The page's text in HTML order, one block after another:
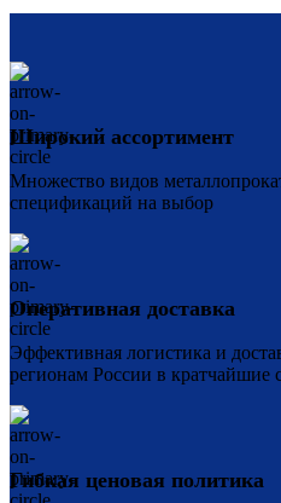
Широкий ассортимент
Множество видов
спецификаций на выбор
Оперативная доставка
Эффективная логистика и
регионам России в кратчайшие
Гибкая ценовая политика